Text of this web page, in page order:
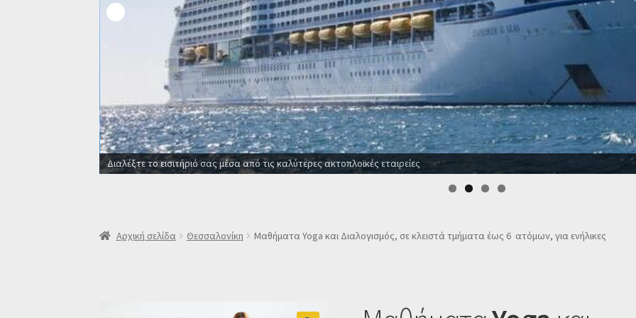
Διαλέξτε το εισιτήριό σας μέσα από τις καλύτερες ακτοπλοϊκές εταιρείες
Αρχική σελίδα Θεσσαλονίκη Μαθήματα Yoga και Διαλογισμός, σε κλειστά τμήματα έως 6 ατόμων, για ενήλικες